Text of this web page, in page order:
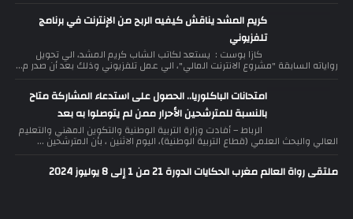
كريم المشد يناقش كيفيه الربح من الإنترنت في برنامج
تلفزيوني
كازا بوست : يستعد لكاتب الشاب كريم المشد، الي تحويل
رواياته السابقة "مشروع الانترنت المالي"، الي عمل تلفزيوني وذلك بعد أن صدر م...
امتحانات الباكلوريا.. الحصول على استدعاء المشاركة متاح
بالنسبة للمترشحين الأحرار ممن لم يتوصلوا به بعد
الرباط – أفادت وزارة التربية الوطنية والتكوين المهني والتعليم
العالي والبحث العلمي (قطاع التربية الوطنية)، اليوم الاثنين ، بأن المترشحين ...
ملتقى رواة العالم مغرب الحكايات الدورة 21 من 1 إلى 8 يوليوز 2024